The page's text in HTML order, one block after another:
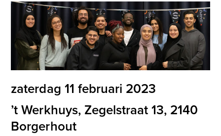
zaterdag 11 februari 2023
’t Werkhuys, Zegelstraat 13, 2140
Borgerhout